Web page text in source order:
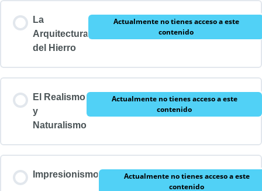
La
Arquitectura
del Hierro
Actualmente no tienes acceso a este
contenido
El Realismo
y
Naturalismo
Actualmente no tienes acceso a este
contenido
Impresionismo
Actualmente no tienes acceso a este
contenido